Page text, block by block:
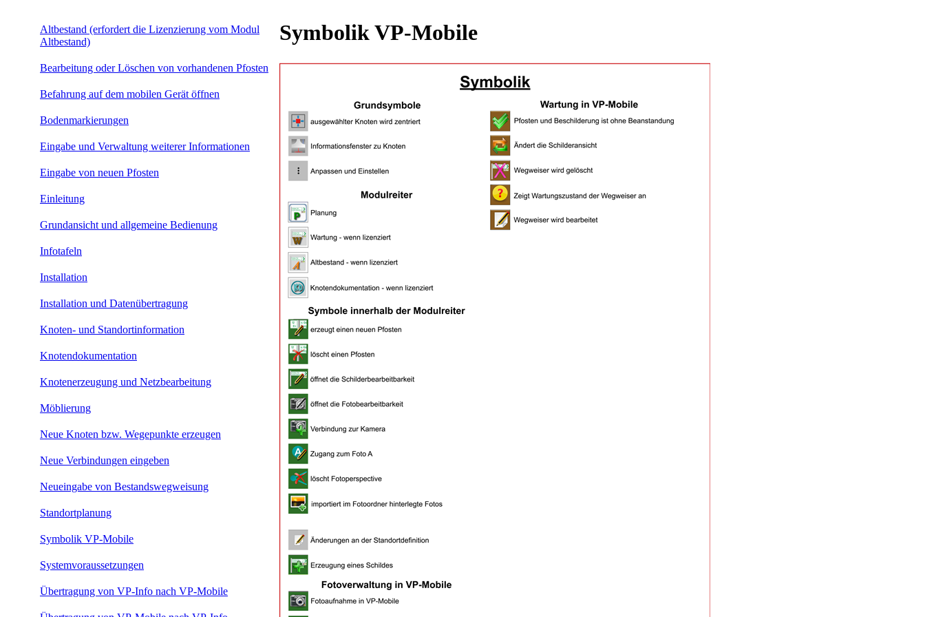
Altbestand (erfordert die Lizenzierung vom Modul
Altbestand)
Bearbeitung oder Löschen von vorhandenen Pfosten
Befahrung auf dem mobilen Gerät öffnen
Bodenmarkierungen
Eingabe und Verwaltung weiterer Informationen
Eingabe von neuen Pfosten
Einleitung
Grundansicht und allgemeine Bedienung
Infotafeln
Installation
Installation und Datenübertragung
Knoten- und Standortinformation
Knotendokumentation
Knotenerzeugung und Netzbearbeitung
Möblierung
Neue Knoten bzw. Wegepunkte erzeugen
Neue Verbindungen eingeben
Neueingabe von Bestandswegweisung
Standortplanung
Symbolik VP-Mobile
Systemvoraussetzungen
Übertragung von VP-Info nach VP-Mobile
Symbolik VP-Mobile